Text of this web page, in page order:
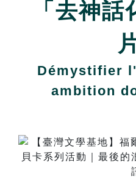
「去神
Démystifier
ambition